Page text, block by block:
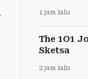
1 jam lalu
The 1O1
Sketsa
2 jam lalu